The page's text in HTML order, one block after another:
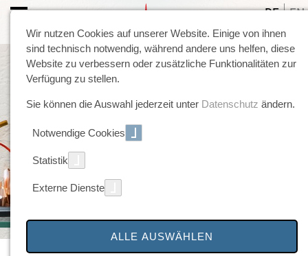
DE EN
Wir nutzen Cookies auf unserer Website. Einige von ihnen
sind technisch notwendig, während andere uns helfen, diese
Website zu verbessern oder zusätzliche Funktionalitäten zur
Verfügung zu stellen.
Sie können die Auswahl jederzeit unter Datenschutz ändern.
Notwendige Cookies
Statistik
Externe Dienste
ALLE AUSWÄHLEN